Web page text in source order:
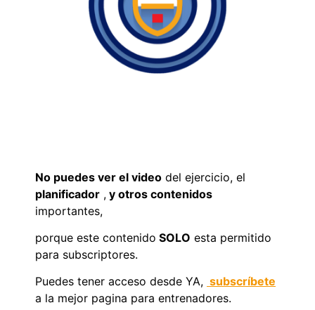
No puedes ver el video del ejercicio, el
planificador , y otros contenidos
importantes,
porque este contenido SOLO esta permitido
para subscriptores.
Puedes tener acceso desde YA, subscríbete
a la mejor pagina para entrenadores.